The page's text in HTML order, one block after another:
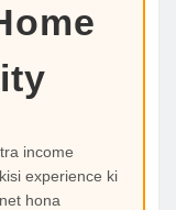
income
experience ki
hona